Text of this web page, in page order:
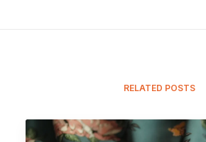
RELATED POSTS